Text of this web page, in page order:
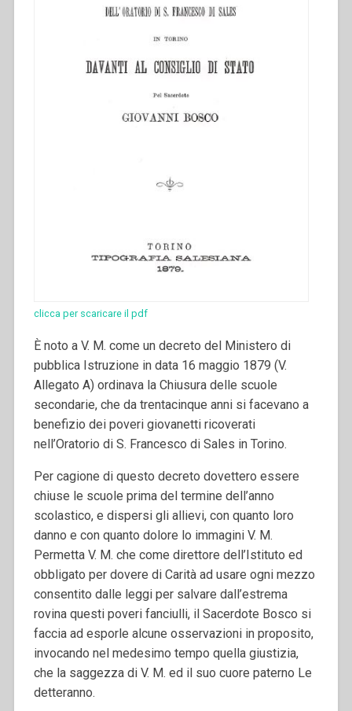
clicca per scaricare il pdf
È noto a V. M. come un decreto del Ministero di
pubblica Istru­zione in data 16 maggio 1879 (V.
Allegato A) ordinava la Chiu­sura delle scuole
secondarie, che da trentacinque anni si face­vano a
benefizio dei poveri gio­vanetti ricoverati
nell’Oratorio di S. Francesco di Sales in Torino.
Per cagione di questo decreto do­vettero essere
chiuse le scuole prima del termine dell’anno
scolastico, e dispersi gli allievi, con quanto loro
danno e con quanto dolore lo immagini V. M.
Permetta V. M. che come direttore dell’Istituto ed
obbligato per dovere di Carità ad usare ogni mezzo
consentito dalle leggi per salvare dall’estrema
rovina que­sti poveri fanciulli, il Sacerdote Bosco si
faccia ad esporle alcune osservazioni in proposito,
invo­cando nel medesimo tempo quella giustizia,
che la saggezza di V. M. ed il suo cuore paterno Le
dette­ranno.